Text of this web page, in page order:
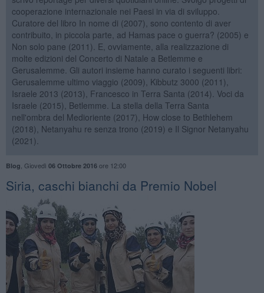
cooperazione internazionale nei Paesi in via di sviluppo.
Curatore del libro In nome di (2007), sono contento di aver
contribuito, in piccola parte, ad Hamas pace o guerra? (2005) e
Non solo pane (2011). E, ovviamente, alla realizzazione di
molte edizioni del Concerto di Natale a Betlemme e
Gerusalemme. Gli autori insieme hanno curato i seguenti libri:
Gerusalemme ultimo viaggio (2009), Kibbutz 3000 (2011),
Israele 2013 (2013), Francesco in Terra Santa (2014). Voci da
Israele (2015), Betlemme. La stella della Terra Santa
nell'ombra del Medioriente (2017), How close to Bethlehem
(2018), Netanyahu re senza trono (2019) e Il Signor Netanyahu
(2021).
Blog Giovedì 06 Ottobre 2016ore 12:00
Siria, caschi bianchi da Premio Nobel